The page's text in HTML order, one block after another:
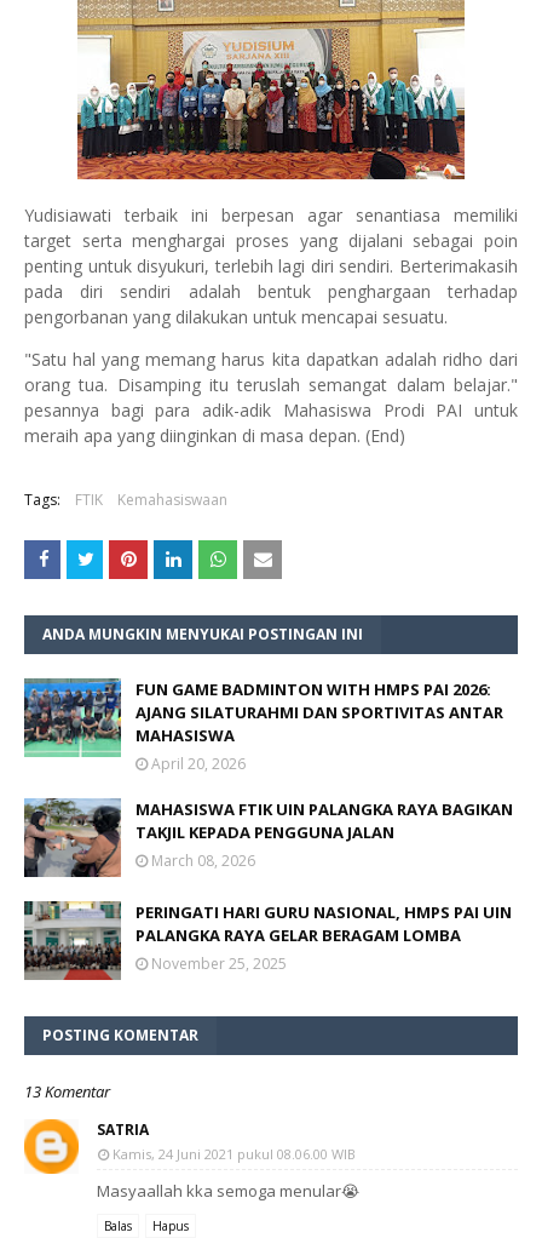
Yudisiawati terbaik ini berpesan agar senantiasa memiliki
target serta menghargai proses yang dijalani sebagai poin
penting untuk disyukuri, terlebih lagi diri sendiri. Berterimakasih
pada diri sendiri adalah bentuk penghargaan terhadap
pengorbanan yang dilakukan untuk mencapai sesuatu.
"Satu hal yang memang harus kita dapatkan adalah ridho dari
orang tua. Disamping itu teruslah semangat dalam belajar."
pesannya bagi para adik-adik Mahasiswa Prodi PAI untuk
meraih apa yang diinginkan di masa depan. (End)
Tags: FTIK Kemahasiswaan
ANDA MUNGKIN MENYUKAI POSTINGAN INI
FUN GAME BADMINTON WITH HMPS PAI 2026:
AJANG SILATURAHMI DAN SPORTIVITAS ANTAR
MAHASISWA
April 20, 2026
MAHASISWA FTIK UIN PALANGKA RAYA BAGIKAN
TAKJIL KEPADA PENGGUNA JALAN
March 08, 2026
PERINGATI HARI GURU NASIONAL, HMPS PAI UIN
PALANGKA RAYA GELAR BERAGAM LOMBA
November 25, 2025
POSTING KOMENTAR
13 Komentar
SATRIA
Kamis, 24 Juni 2021 pukul 08.06.00 WIB
Masyaallah kka semoga menular😭
Balas Hapus